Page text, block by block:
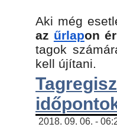
Aki még
az űrlapon
tagok
kell újítani.
2018. 09. 06. -